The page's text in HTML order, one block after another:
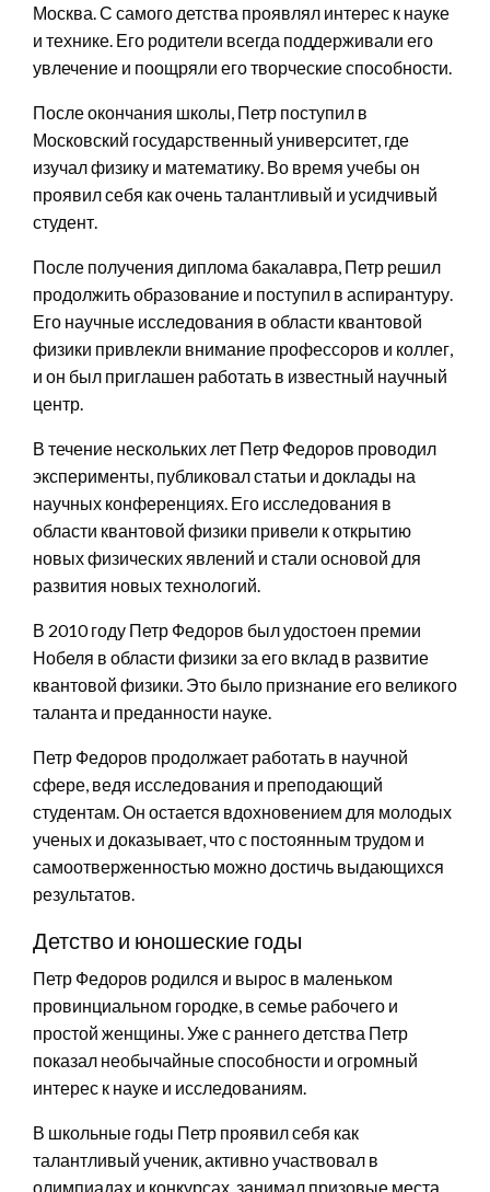
Москва. С самого детства проявлял интерес к науке
и технике. Его родители всегда поддерживали его
увлечение и поощряли его творческие способности.
После окончания школы, Петр поступил в
Московский государственный университет, где
изучал физику и математику. Во время учебы он
проявил себя как очень талантливый и усидчивый
студент.
После получения диплома бакалавра, Петр решил
продолжить образование и поступил в аспирантуру.
Его научные исследования в области квантовой
физики привлекли внимание профессоров и коллег,
и он был приглашен работать в известный научный
центр.
В течение нескольких лет Петр Федоров проводил
эксперименты, публиковал статьи и доклады на
научных конференциях. Его исследования в
области квантовой физики привели к открытию
новых физических явлений и стали основой для
развития новых технологий.
В 2010 году Петр Федоров был удостоен премии
Нобеля в области физики за его вклад в развитие
квантовой физики. Это было признание его великого
таланта и преданности науке.
Петр Федоров продолжает работать в научной
сфере, ведя исследования и преподающий
студентам. Он остается вдохновением для молодых
ученых и доказывает, что с постоянным трудом и
самоотверженностью можно достичь выдающихся
результатов.
Детство и юношеские годы
Петр Федоров родился и вырос в маленьком
провинциальном городке, в семье рабочего и
простой женщины. Уже с раннего детства Петр
показал необычайные способности и огромный
интерес к науке и исследованиям.
В школьные годы Петр проявил себя как
талантливый ученик, активно участвовал в
олимпиадах и конкурсах, занимал призовые места.